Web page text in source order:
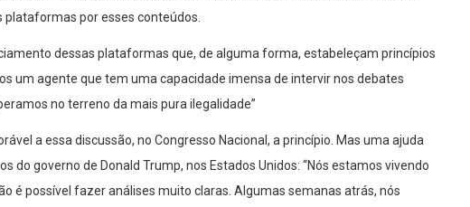
por esses conteúdos.
dessas plataformas que, de alguma forma, estabeleçam princípios
um agente que tem uma capacidade imensa de intervir nos debates
no terreno da mais pura ilegalidade”
a essa discussão, no Congresso Nacional, a princípio. Mas uma ajuda
do governo de Donald Trump, nos Estados Unidos: “Nós estamos vivendo
é possível fazer análises muito claras. Algumas semanas atrás, nós